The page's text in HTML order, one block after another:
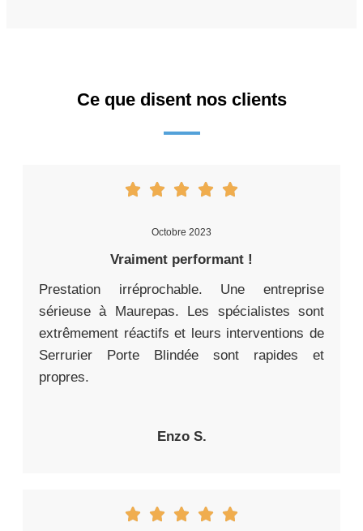
Ce que disent nos clients
Octobre 2023
Vraiment performant !
Prestation irréprochable. Une entreprise
sérieuse à Maurepas. Les spécialistes sont
extrêmement réactifs et leurs interventions de
Serrurier Porte Blindée sont rapides et
propres.
Enzo S.